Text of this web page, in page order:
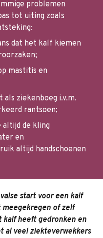
problemen
tot uiting zoals
dat het kalf kiemen
mastitis en
ziekenboeg i.v.m.
rantsoen;
altijd de kling
en
altijd handschoenen
start voor een kalf
of zelf
kalf heeft gedronken en
al veel ziekteverwekkers